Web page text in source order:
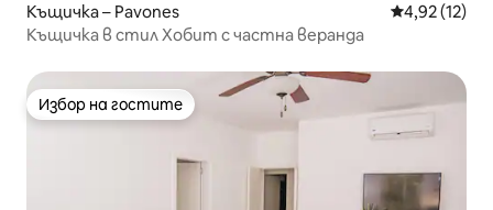
Къщичка – Pavones Средна
4,92 (12)
Къщичка в стил Хобит с частна веранда
Избор на гостите
Избор на гостите